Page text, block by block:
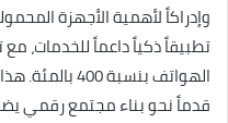
تطبيقاً ذكياً داعماً للخدمات،
الهواتف
قدماً نحو بناء مجتمع رقمي